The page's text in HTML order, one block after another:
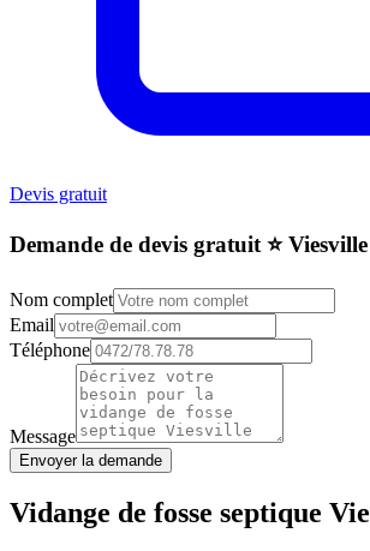
Devis gratuit
Demande de devis gratuit ⭐️ Viesville
Nom complet
Email
Téléphone
Message
Envoyer la demande
Vidange de fosse septique